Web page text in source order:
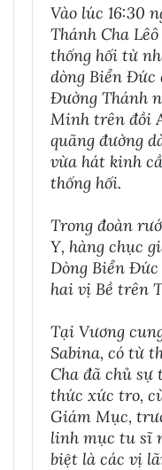
Vào lúc 16:30
Thánh Cha
thống hối từ
dòng Biển Đức
Đường Thánh
Minh trên đồi
quãng đường
vừa hát kinh
thống hối.
Trong đoàn
Y, hàng chục
Dòng Biển
hai vị Bề trên
Tại Vương
Sabina, có từ
Cha đã chủ sự
thức xức tro,
Giám Mục,
linh mục tu sĩ
biệt là các vị